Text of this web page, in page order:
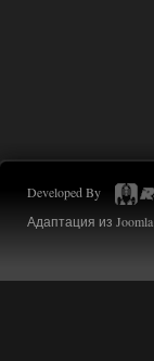
Developed By
Адаптация из Joomla